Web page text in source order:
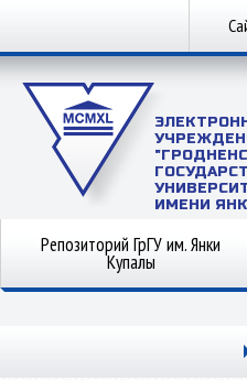
ИМЕНИ
Репозиторий ГрГУ им. Янки
Купалы